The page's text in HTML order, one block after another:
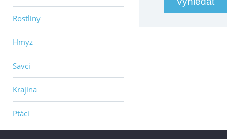
Rostliny
Hmyz
Savci
Krajina
Ptáci